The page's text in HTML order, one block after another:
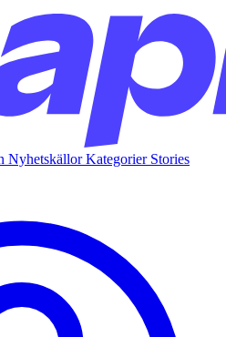
NyhetskällorKategorier Stories